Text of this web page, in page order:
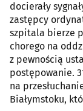
docierały
zastępcy
szpitala bierze
chorego na
z pewnością
postępowanie.
na
Białymstoku,